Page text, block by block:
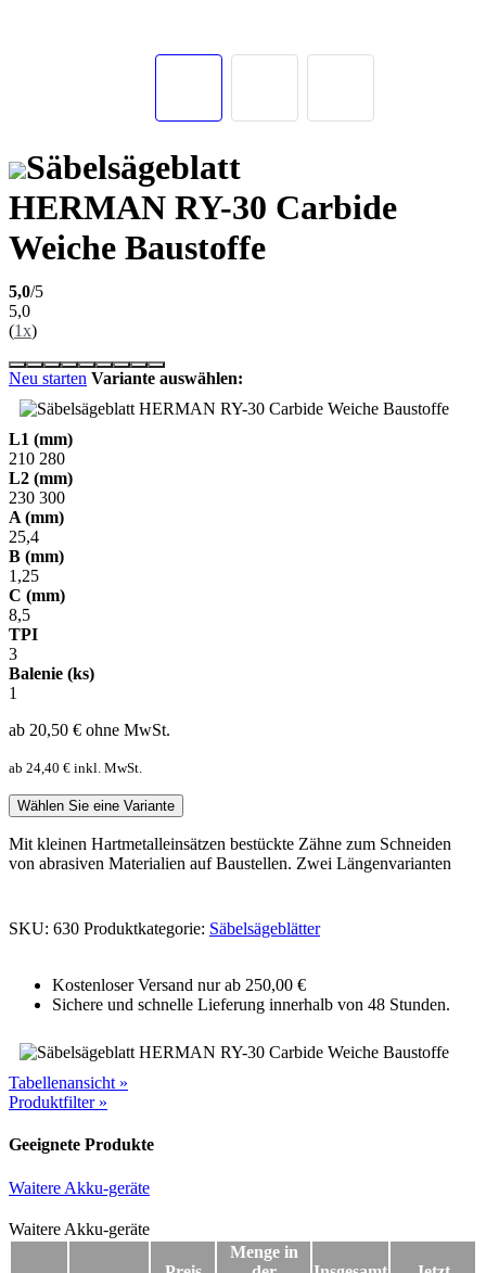
Säbelsägeblatt
HERMAN RY-30 Carbide
Weiche Baustoffe
5,0/5
5,0
(1x)
Neu starten Variante auswählen:
L1 (mm)
210 280
L2 (mm)
230 300
A (mm)
25,4
B (mm)
1,25
C (mm)
8,5
TPI
3
Balenie (ks)
1
ab 20,50 € ohne MwSt.
ab 24,40 € inkl. MwSt.
Wählen Sie eine Variante
Mit kleinen Hartmetalleinsätzen bestückte Zähne zum Schneiden
von abrasiven Materialien auf Baustellen. Zwei Längenvarianten
SKU: 630 Produktkategorie: Säbelsägeblätter
Kostenloser Versand nur ab 250,00 €
Sichere und schnelle Lieferung innerhalb von 48 Stunden.
Tabellenansicht »
Produktfilter »
Geeignete Produkte
Waitere Akku-geräte
Waitere Akku-geräte
Waitere Akku-geräte
Menge in